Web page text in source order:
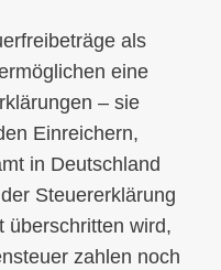
als
eine
– sie
Einreichern,
in Deutschland
Steuererklärung
überschritten wird,
zahlen noch